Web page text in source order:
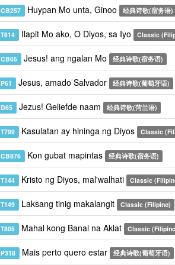
CB257 Huypan Mo unta, Ginoo 经典诗歌(宿务语)
T614 Ilapit Mo ako, O Diyos, sa Iyo Classic
CB65 Jesus! ang ngalan Mo 经典诗歌(宿务语)
P61 Jesus, amado Salvador 经典诗歌(葡萄牙语)
D65 Jezus! Geliefde naam 经典诗歌(菏兰语)
T799 Kasulatan ay hininga ng Diyos Classic
CB876 Kon gubat mapintas 经典诗歌(宿务语)
T144 Kristo ng Diyos, mal'walhati Classic
T149 Laksang tinig makalangit Classic (Filipino)
T805 Mahal kong Banal na Aklat Classic
P318 Mais perto quero estar 经典诗歌(葡萄牙语)